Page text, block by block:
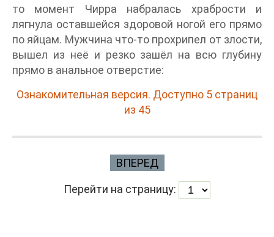
то момент Чирра набралась храбрости и
лягнула оставшейся здоровой ногой его прямо
по яйцам. Мужчина что-то прохрипел от злости,
вышел из неё и резко зашёл на всю глубину
прямо в анальное отверстие:
Ознакомительная версия. Доступно 5 страниц
из 45
ВПЕРЕД
Перейти на страницу: